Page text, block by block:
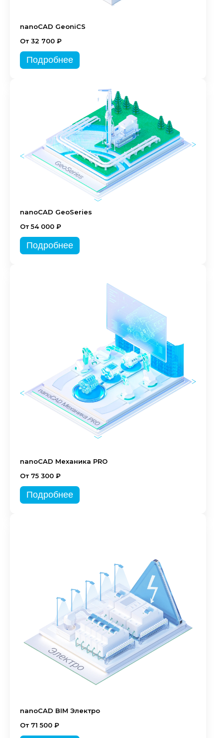
nanoCAD GeoniCS
От 32 700 ₽
Подробнее
nanoCAD GeoSeries
От 54 000 ₽
Подробнее
nanoCAD Механика PRO
От 75 300 ₽
Подробнее
nanoCAD BIM Электро
От 71 500 ₽